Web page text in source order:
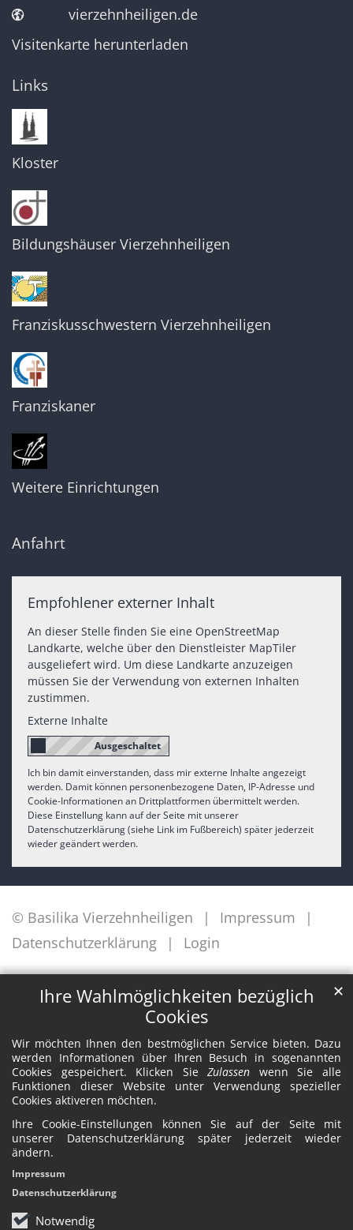
Ihre Wahlmöglichkeiten bezüglich
Cookies
Wir möchten Ihnen den bestmöglichen Service bieten. Dazu
werden Informationen über Ihren Besuch in sogenannten
Cookies gespeichert. Klicken SieZulassen wenn Sie alle
Funktionen dieser Website unter Verwendung spezieller
Cookies aktiveren möchten.
Ihre Cookie-Einstellungen können Sie auf der Seite mit
unserer Datenschutzerklärung später jederzeit wieder
ändern.
Notwendig
✕
Impressum
Datenschutzerklärung
vierzehnheiligen.de
Visitenkarte herunterladen
Links
Kloster
Bildungshäuser Vierzehnheiligen
Franziskusschwestern Vierzehnheiligen
Franziskaner
Weitere Einrichtungen
Anfahrt
Empfohlener externer Inhalt
An dieser Stelle finden Sie eine OpenStreetMap
Landkarte, welche über den Dienstleister MapTiler
ausgeliefert wird. Um diese Landkarte anzuzeigen
müssen Sie der Verwendung von externen Inhalten
zustimmen.
Externe Inhalte
Ich bin damit einverstanden, dass mir externe Inhalte angezeigt
werden. Damit können personenbezogene Daten, IP-Adresse und
Cookie-Informationen an Drittplattformen übermittelt werden.
Diese Einstellung kann auf der Seite mit unserer
Datenschutzerklärung (siehe Link im Fußbereich) später jederzeit
wieder geändert werden.
© Basilika Vierzehnheiligen
Impressum
Datenschutzerklärung
Login